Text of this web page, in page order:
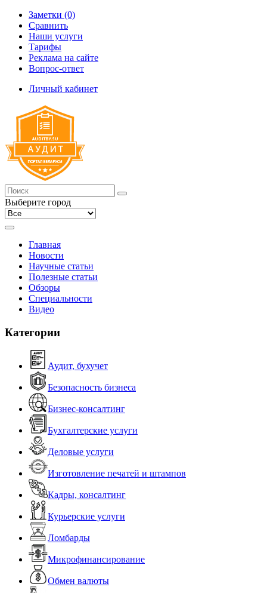
Заметки (0)
Сравнить
Наши услуги
Тарифы
Реклама на сайте
Вопрос-ответ
Личный кабинет
Выберите город
Главная
Новости
Научные статьи
Полезные статьи
Обзоры
Специальности
Видео
Категории
Аудит, бухучет
Безопасность бизнеса
Бизнес-консалтинг
Бухгалтерские услуги
Деловые услуги
Изготовление печатей и штампов
Кадры, консалтинг
Курьерские услуги
Ломбарды
Микрофинансирование
Обмен валюты